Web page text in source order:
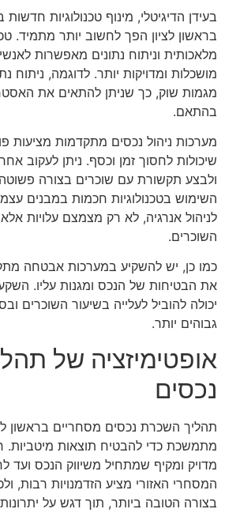
בעידן הדיגיטלי, מינוף טכנולוגיות
בראשון לציון הפך לחשוב יותר מתמיד.
מלאכותית וניתוח נתונים מאפשרות
מושכלות ומדויקות יותר. לדוגמה, ניתוח
מגמות שוק, כך שניתן להתאים את
בהתאם.
מערכות ניהול נכסים מתקדמות מציעות
שיכולות לחסוך זמן וכסף. ניתן לעקוב
ולבצע תקשורת עם שוכרים בצורה פשוטה
השימוש בטכנולוגיות חכמות במבנים
לניהול אנרגיה, לא רק מצמצם עלויות
השוכרים.
כמו כן, יש להשקיע במערכות אבטחה
את הבטיחות של הנכס ומגנות עליו.
יכולה להוביל לעלייה בשיעור השוכרים
גבוהים יותר.
אופטימיזציה של
נכסים
תהליך השכרת נכסים מסחריים בראשון
מתמשכת כדי להבטיח תוצאות מיטביות.
מדויק ומקיף שמתחיל משיווק הנכס ועד
המסחרי האזורי מציע הזדמנויות רבות,
בצורה הטובה ביותר, תוך דגש על